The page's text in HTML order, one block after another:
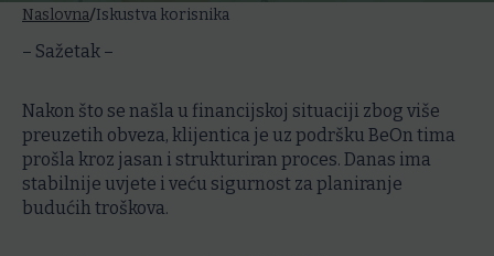
Naslovna/Iskustva korisnika
– Sažetak –
Nakon što se našla u financijskoj situaciji zbog više
preuzetih obveza, klijentica je uz podršku BeOn tima
prošla kroz jasan i strukturiran proces. Danas ima
stabilnije uvjete i veću sigurnost za planiranje
budućih troškova.